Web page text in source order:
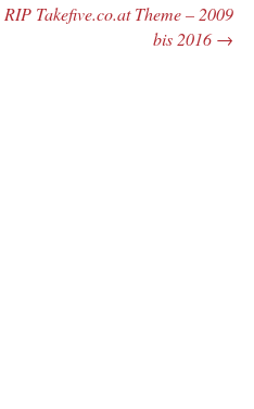
RIP Takefive.co.at Theme – 2009
bis 2016 →